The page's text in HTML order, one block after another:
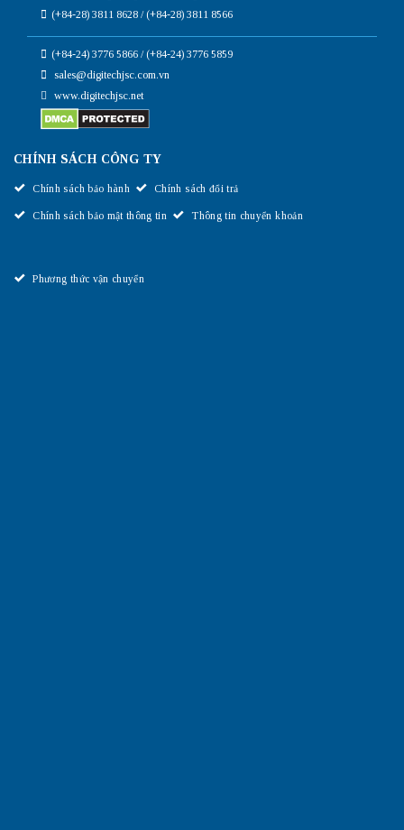
(+84-28) 3811 8628 / (+84-28) 3811 8566
(+84-24) 3776 5866 / (+84-24) 3776 5859
sales@digitechjsc.com.vn
www.digitechjsc.net
CHÍNH SÁCH CÔNG TY
Chính sách bảo hành Chính sách đổi trả
Chính sách bảo mật thông tin Thông tin chuyển khoản
Phương thức vận chuyển